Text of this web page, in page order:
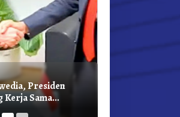
Presiden
Kerja Sama
Hijau